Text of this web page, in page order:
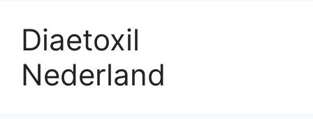
Diaetoxil
Nederland